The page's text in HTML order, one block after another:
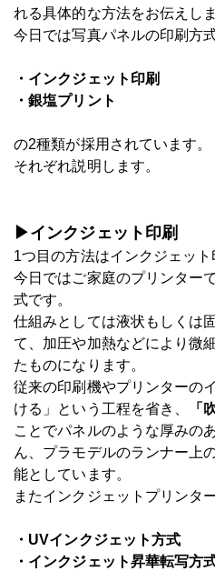
れる具体的な方法をお伝えしま
今日では写真パネルの印刷方
・インクジェット印刷
・銀塩プリント
の2種類が採用されています。
それぞれ説明します。
▶インクジェット印刷
1つ目の方法はインクジェット
今日ではご家庭のプリンター
式です。
仕組みとしては液状もしくは
て、加圧や加熱などにより微
たものになります。
従来の印刷機やプリンターの
ける」という工程を省き、
「
ことでパネルのような厚みの
ん、プラモデルのランナー上
能としています。
またインクジェットプリンタ
・UVインクジェット方式
・インクジェット昇華転写方